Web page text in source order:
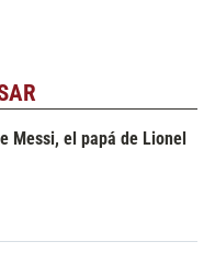
Messi, el papá de Lionel